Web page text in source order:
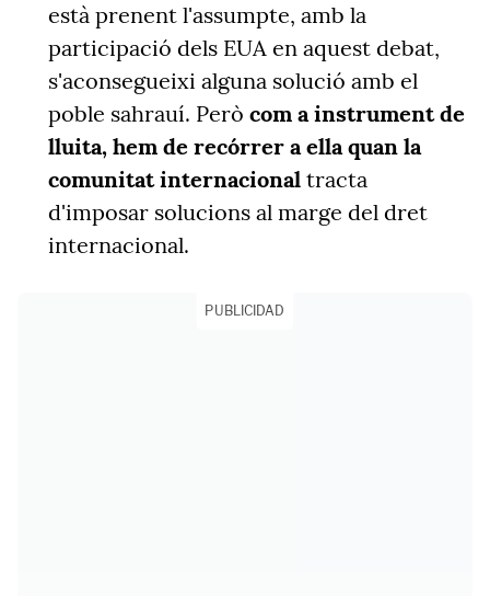
està prenent l'assumpte, amb la
participació dels EUA en aquest debat,
s'aconsegueixi alguna solució amb el
poble sahrauí. Però com a instrument de
lluita, hem de recórrer a ella quan la
comunitat internacional tracta
d'imposar solucions al marge del dret
internacional.
PUBLICIDAD